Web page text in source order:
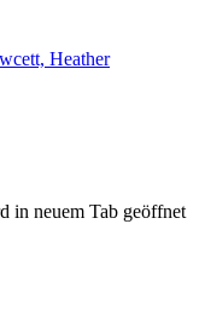
Heather
in neuem Tab geöffnet